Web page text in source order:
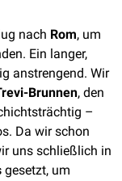
nach Rom, um
Ein langer,
anstrengend. Wir
Brunnen, den
–
Da wir schon
uns schließlich in
gesetzt, um